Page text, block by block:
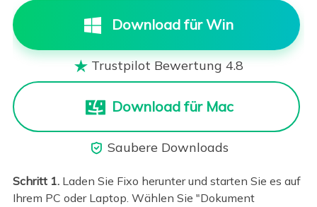
Download für Win
 Trustpilot Bewertung 4.8
Download für Mac
 Saubere Downloads
Schritt 1. Laden Sie Fixo herunter und starten Sie es auf
Ihrem PC oder Laptop. Wählen Sie "Dokument